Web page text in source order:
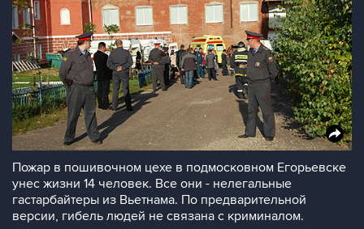
Пожар в пошивочном цехе в подмосковном Егорьевске
унес жизни 14 человек. Все они - нелегальные
гастарбайтеры из Вьетнама. По предварительной
версии, гибель людей не связана с криминалом.